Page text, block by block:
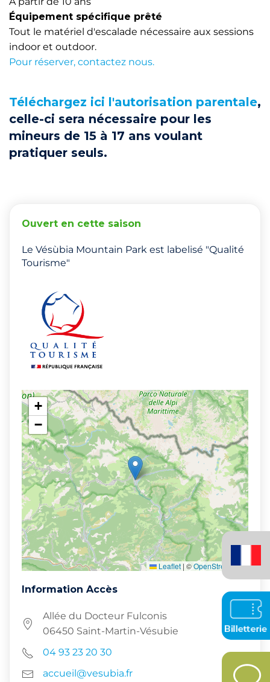
Équipement spécifique prêté
Tout le matériel d'escalade nécessaire aux sessions
indoor et outdoor.
Pour réserver, contactez nous.
Téléchargez ici l'autorisation parentale,
celle-ci sera nécessaire pour les
mineurs de 15 à 17 ans voulant
pratiquer seuls.
Ouvert en cette saison
Le Vésùbia Mountain Park est labelisé "Qualité
Tourisme"
+
−
Leaflet | ©OpenStreetMap
Information Accès
Allée du Docteur Fulconis
06450 Saint-Martin-Vésubie
04 93 23 20 30
accueil@vesubia.fr